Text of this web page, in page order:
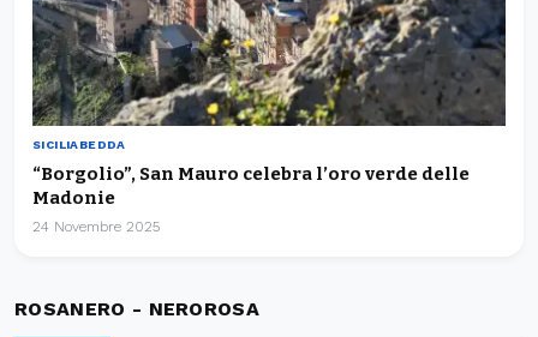
SICILIABEDDA
“Borgolio”, San Mauro celebra l’oro verde delle
Madonie
24 Novembre 2025
ROSANERO - NEROROSA